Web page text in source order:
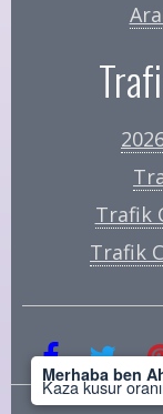
Merhaba ben
Kaza kusur
Trafik
Trafik